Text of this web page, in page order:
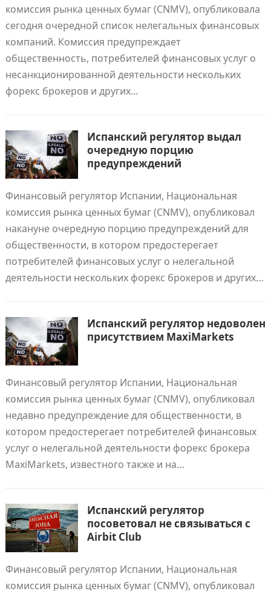
комиссия рынка ценных бумаг (CNMV), опубликовала
сегодня очередной список нелегальных финансовых
компаний. Комиссия предупреждает
общественность, потребителей финансовых услуг о
несанкционированной деятельности нескольких
форекс брокеров и других…
Испанский регулятор выдал
очередную порцию
предупреждений
Финансовый регулятор Испании, Национальная
комиссия рынка ценных бумаг (CNMV), опубликовал
накануне очередную порцию предупреждений для
общественности, в котором предостерегает
потребителей финансовых услуг о нелегальной
деятельности нескольких форекс брокеров и других…
Испанский регулятор недоволен
присутствием MaxiMarkets
Финансовый регулятор Испании, Национальная
комиссия рынка ценных бумаг (CNMV), опубликовал
недавно предупреждение для общественности, в
котором предостерегает потребителей финансовых
услуг о нелегальной деятельности форекс брокера
MaxiMarkets, известного также и на…
Испанский регулятор
посоветовал не связываться с
Airbit Club
Финансовый регулятор Испании, Национальная
комиссия рынка ценных бумаг (CNMV), опубликовал